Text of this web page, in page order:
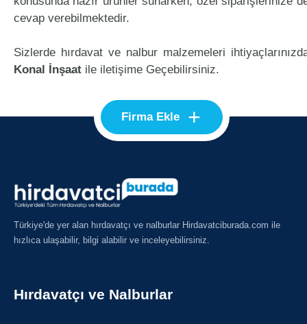
cevap verebilmektedir.
Sizlerde hırdavat ve nalbur malzemeleri
Konal İnşaat ile iletişime Geçebilirsiniz.
Firma Ekle +
Türkiye'de yer alan hırdavatçı ve nalburlar Hirdavatciburada.com ile
hızlıca ulaşabilir, bilgi alabilir ve inceleyebilirsiniz.
Hırdavatçı ve Nalburlar